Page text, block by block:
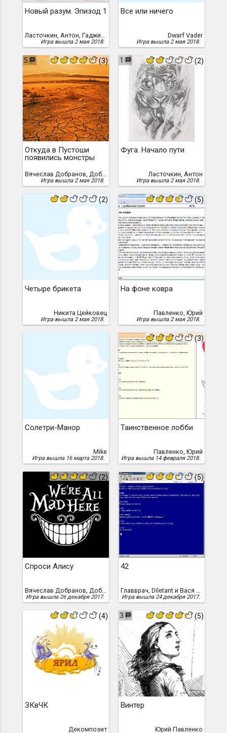
Новый разум. Эпизод 1
Ласточкин, Антон, Гаджимурадов, Алик
Игра вышла 2 мая 2018.
Все или ничего
Dwarf Vader
Игра вышла 2 мая 2018.
5 (3)
Откуда в Пустоши
появились монстры
Вячеслав Добранов, Добранов, Вячеслав
Игра вышла 2 мая 2018.
1 (2)
Фуга. Начало пути
Ласточкин, Антон
Игра вышла 2 мая 2018.
(2)
Четыре брикета
Никита Цейковец
Игра вышла 2 мая 2018.
(5)
На фоне ковра
Павленко, Юрий
Игра вышла 2 мая 2018.
Солетри-Манор
Mike
Игра вышла 16 марта 2018.
(3)
Таинственное лобби
Павленко, Юрий
Игра вышла 14 февраля 2018.
(2)
Спроси Алису
Вячеслав Добранов, Добранов, Вячеслав
Игра вышла 26 декабря 2017.
(5)
42
Главврач, Diletant и Вася Морозов
Игра вышла 24 декабря 2017.
(4)
ЗКвЧК
Декомпозит
3 (5)
Винтер
Юрий Павленко